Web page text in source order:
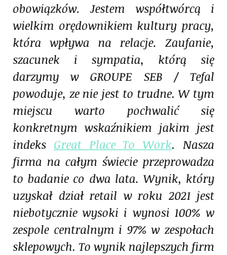
obowiązków. Jestem współtwórcą i
wielkim orędownikiem kultury pracy,
która wpływa na relacje. Zaufanie,
szacunek i sympatia, którą się
darzymy w GROUPE SEB / Tefal
powoduje, ze nie jest to trudne. W tym
miejscu warto pochwalić się
konkretnym wskaźnikiem jakim jest
indeks Great Place To Work. Nasza
firma na całym świecie przeprowadza
to badanie co dwa lata. Wynik, który
uzyskał dział retail w roku 2021 jest
niebotycznie wysoki i wynosi 100% w
zespole centralnym i 97% w zespołach
sklepowych. To wynik najlepszych firm